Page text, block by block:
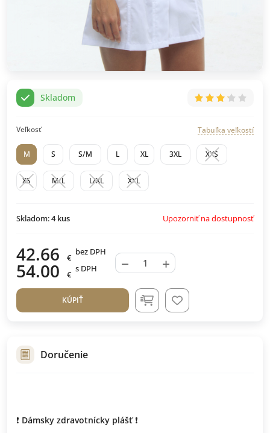
Skladom
Veľkosť Tabuľka veľkostí
M S S/M L XL 3XL XXS
XS M/L L/XL XXL
Skladom:4kus Upozorniť na dostupnosť
42.66 €
bez DPH
54.00 €
s DPH − +
KÚPIŤ
Doručenie
❗️ Dámsky zdravotnícky plášť❗️